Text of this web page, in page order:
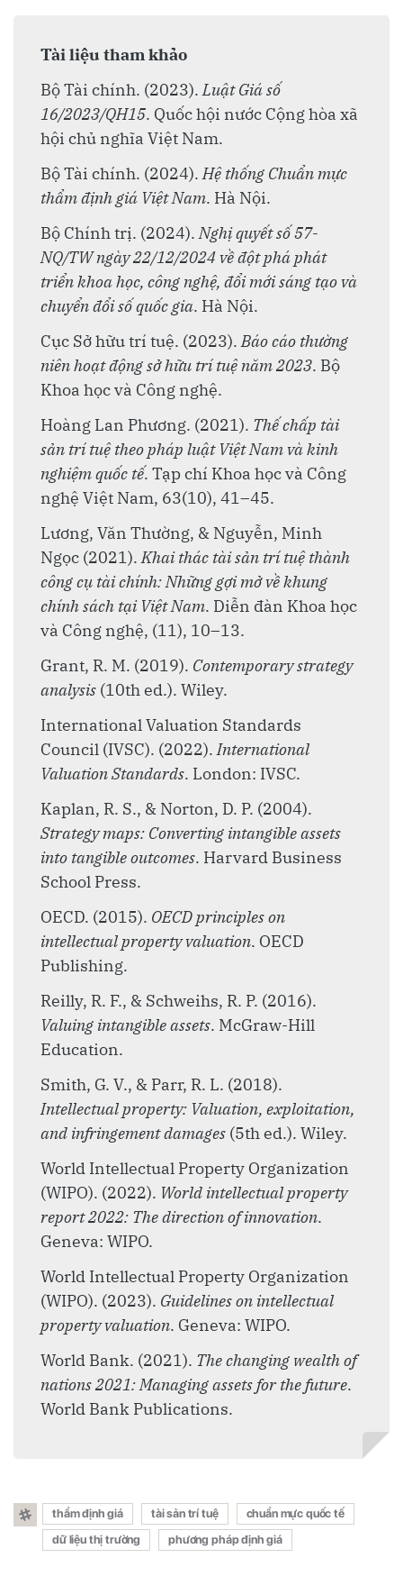
Tài liệu tham khảo
Bộ Tài chính. (2023). Luật Giá số
16/2023/QH15. Quốc hội nước Cộng hòa xã
hội chủ nghĩa Việt Nam.
Bộ Tài chính. (2024). Hệ thống Chuẩn mực
thẩm định giá Việt Nam. Hà Nội.
Bộ Chính trị. (2024). Nghị quyết số 57-
NQ/TW ngày 22/12/2024 về đột phá phát
triển khoa học, công nghệ, đổi mới sáng tạo và
chuyển đổi số quốc gia. Hà Nội.
Cục Sở hữu trí tuệ. (2023). Báo cáo thường
niên hoạt động sở hữu trí tuệ năm 2023. Bộ
Khoa học và Công nghệ.
Hoàng Lan Phương. (2021). Thế chấp tài
sản trí tuệ theo pháp luật Việt Nam và kinh
nghiệm quốc tế. Tạp chí Khoa học và Công
nghệ Việt Nam, 63(10), 41–45.
Lương, Văn Thường, & Nguyễn, Minh
Ngọc (2021). Khai thác tài sản trí tuệ thành
công cụ tài chính: Những gợi mở về khung
chính sách tại Việt Nam. Diễn đàn Khoa học
và Công nghệ, (11), 10–13.
Grant, R. M. (2019). Contemporary strategy
analysis (10th ed.). Wiley.
International Valuation Standards
Council (IVSC). (2022). International
Valuation Standards. London: IVSC.
Kaplan, R. S., & Norton, D. P. (2004).
Strategy maps: Converting intangible assets
into tangible outcomes. Harvard Business
School Press.
OECD. (2015). OECD principles on
intellectual property valuation. OECD
Publishing.
Reilly, R. F., & Schweihs, R. P. (2016).
Valuing intangible assets. McGraw-Hill
Education.
Smith, G. V., & Parr, R. L. (2018).
Intellectual property: Valuation, exploitation,
and infringement damages (5th ed.). Wiley.
World Intellectual Property Organization
(WIPO). (2022). World intellectual property
report 2022: The direction of innovation.
Geneva: WIPO.
World Intellectual Property Organization
(WIPO). (2023). Guidelines on intellectual
property valuation. Geneva: WIPO.
World Bank. (2021). The changing wealth of
nations 2021: Managing assets for the future.
World Bank Publications.
thẩm định giá tài sản trí tuệ
chuẩn mực quốc tế
dữ liệu thị trường
phương pháp định giá